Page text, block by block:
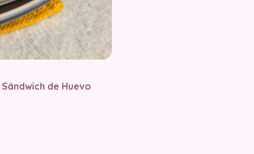
Sándwich de Huevo